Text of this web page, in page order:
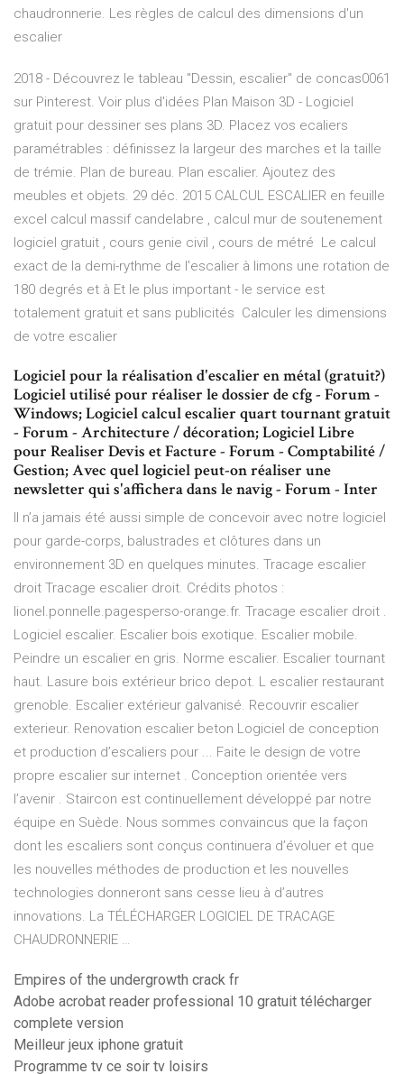
chaudronnerie. Les règles de calcul des dimensions d'un
escalier
2018 - Découvrez le tableau "Dessin, escalier" de concas0061
sur Pinterest. Voir plus d'idées Plan Maison 3D - Logiciel
gratuit pour dessiner ses plans 3D. Placez vos ecaliers
paramétrables : définissez la largeur des marches et la taille
de trémie. Plan de bureau. Plan escalier. Ajoutez des
meubles et objets. 29 déc. 2015 CALCUL ESCALIER en feuille
excel calcul massif candelabre , calcul mur de soutenement
logiciel gratuit , cours genie civil , cours de métré Le calcul
exact de la demi-rythme de l'escalier à limons une rotation de
180 degrés et à Et le plus important - le service est
totalement gratuit et sans publicités Calculer les dimensions
de votre escalier
Logiciel pour la réalisation d'escalier en métal (gratuit?)
Logiciel utilisé pour réaliser le dossier de cfg - Forum -
Windows; Logiciel calcul escalier quart tournant gratuit
- Forum - Architecture / décoration; Logiciel Libre
pour Realiser Devis et Facture - Forum - Comptabilité /
Gestion; Avec quel logiciel peut-on réaliser une
newsletter qui s'affichera dans le navig - Forum - Inter
Il n’a jamais été aussi simple de concevoir avec notre logiciel
pour garde-corps, balustrades et clôtures dans un
environnement 3D en quelques minutes. Tracage escalier
droit Tracage escalier droit. Crédits photos :
lionel.ponnelle.pagesperso-orange.fr. Tracage escalier droit .
Logiciel escalier. Escalier bois exotique. Escalier mobile.
Peindre un escalier en gris. Norme escalier. Escalier tournant
haut. Lasure bois extérieur brico depot. L escalier restaurant
grenoble. Escalier extérieur galvanisé. Recouvrir escalier
exterieur. Renovation escalier beton Logiciel de conception
et production d’escaliers pour ... Faite le design de votre
propre escalier sur internet . Conception orientée vers
l’avenir . Staircon est continuellement développé par notre
équipe en Suède. Nous sommes convaincus que la façon
dont les escaliers sont conçus continuera d’évoluer et que
les nouvelles méthodes de production et les nouvelles
technologies donneront sans cesse lieu à d’autres
innovations. La TÉLÉCHARGER LOGICIEL DE TRACAGE
CHAUDRONNERIE …
Empires of the undergrowth crack fr
Adobe acrobat reader professional 10 gratuit télécharger
complete version
Meilleur jeux iphone gratuit
Programme tv ce soir tv loisirs